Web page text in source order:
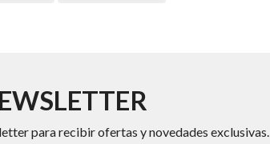
para recibir ofertas y novedades exclusivas.